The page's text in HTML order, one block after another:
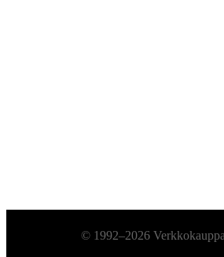
Alatunniste© 1992–2026